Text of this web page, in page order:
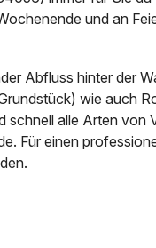
und an
Abfluss hinter der
wie auch
alle Arten von
Für einen